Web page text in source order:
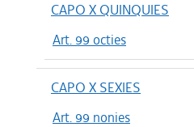
CAPO X QUINQUIES
Art. 99 octies
CAPO X SEXIES
Art. 99 nonies